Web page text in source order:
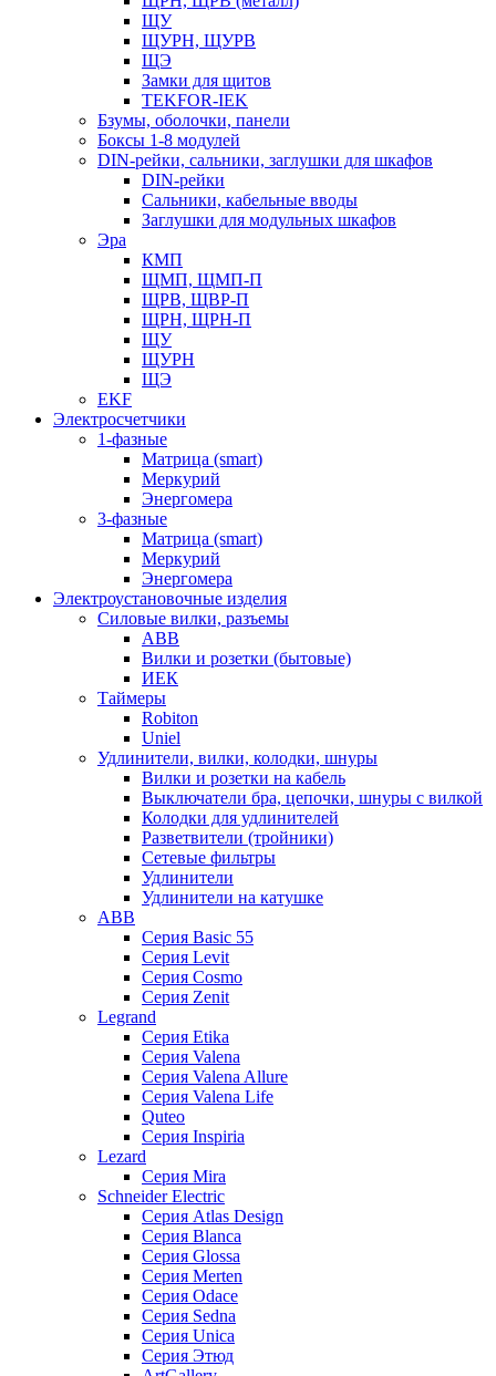
ЩУ
ЩУРН, ЩУРВ
ЩЭ
Замки для щитов
TEKFOR-IEK
Бзумы, оболочки, панели
Боксы 1-8 модулей
DIN-рейки, сальники, заглушки для шкафов
DIN-рейки
Сальники, кабельные вводы
Заглушки для модульных шкафов
Эра
КМП
ЩМП, ЩМП-П
ЩРВ, ЩВР-П
ЩРН, ЩРН-П
ЩУ
ЩУРН
ЩЭ
EKF
Электросчетчики
1-фазные
Матрица (smart)
Меркурий
Энергомера
3-фазные
Матрица (smart)
Меркурий
Энергомера
Электроустановочные изделия
Силовые вилки, разъемы
ABB
Вилки и розетки (бытовые)
ИЕК
Таймеры
Robiton
Uniel
Удлинители, вилки, колодки, шнуры
Вилки и розетки на кабель
Выключатели бра, цепочки, шнуры с вилкой
Колодки для удлинителей
Разветвители (тройники)
Сетевые фильтры
Удлинители
Удлинители на катушке
ABB
Серия Basic 55
Серия Levit
Серия Cosmo
Серия Zenit
Legrand
Серия Etika
Серия Valena
Серия Valena Allure
Серия Valena Life
Quteo
Серия Inspiria
Lezard
Серия Mira
Schneider Electric
Серия Atlas Design
Серия Blanca
Серия Glossa
Серия Merten
Серия Odace
Серия Sedna
Серия Unica
Серия Этюд